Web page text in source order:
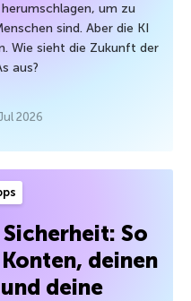
um zu
sind. Aber die KI
Wie sieht die Zukunft der
aus?
2026
So
deinen
deine